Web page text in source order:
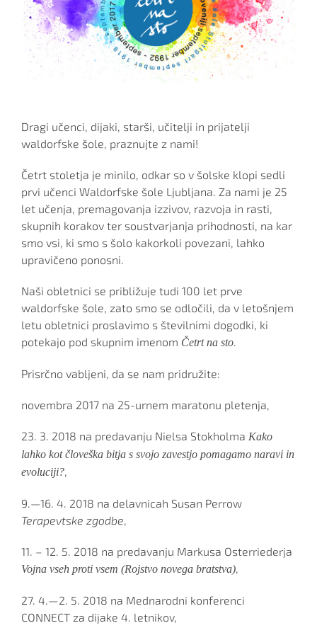
Dragi učenci, dijaki, starši, učitelji in prijatelji
waldorfske šole, praznujte z nami!
Četrt stoletja je minilo, odkar so v šolske klopi sedli
prvi učenci Waldorfske šole Ljubljana. Za nami je 25
let učenja, premagovanja izzivov, razvoja in rasti,
skupnih korakov ter soustvarjanja prihodnosti, na kar
smo vsi, ki smo s šolo kakorkoli povezani, lahko
upravičeno ponosni.
Naši obletnici se približuje tudi 100 let prve
waldorfske šole, zato smo se odločili, da v letošnjem
letu obletnici proslavimo s številnimi dogodki, ki
potekajo pod skupnim imenom Četrt na sto.
Prisrčno vabljeni, da se nam pridružite:
novembra 2017 na 25-urnem maratonu pletenja,
23. 3. 2018 na predavanju Nielsa Stokholma Kako
lahko kot človeška bitja s svojo zavestjo pomagamo naravi in
evoluciji?,
9.—16. 4. 2018 na delavnicah Susan Perrow
Terapevtske zgodbe,
11. – 12. 5. 2018 na predavanju Markusa Osterriederja
Vojna vseh proti vsem (Rojstvo novega bratstva),
27. 4.—2. 5. 2018 na Mednarodni konferenci
CONNECT za dijake 4. letnikov,